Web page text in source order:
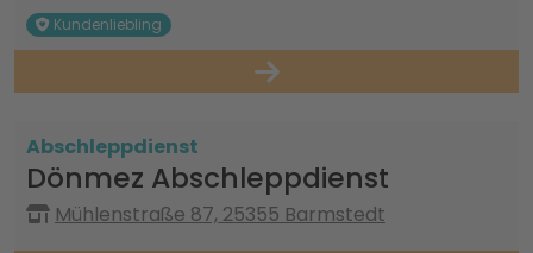
Kundenliebling
Abschleppdienst
Dönmez Abschleppdienst
Mühlenstraße 87, 25355 Barmstedt